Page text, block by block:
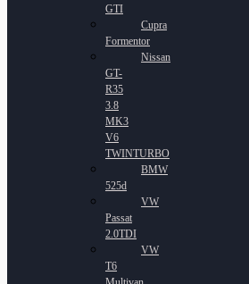
GTI
Cupra
Formentor
Nissan
GT-
R35
3.8
MK3
V6
TWINTURBO
BMW
525d
VW
Passat
2.0TDI
VW
T6